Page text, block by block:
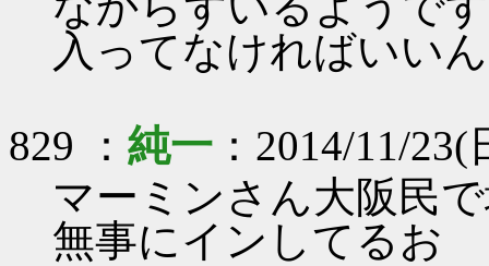
入ってなければいい
829 ： 純一 ：2014/11/
マーミンさん大阪民
無事にインしてるお